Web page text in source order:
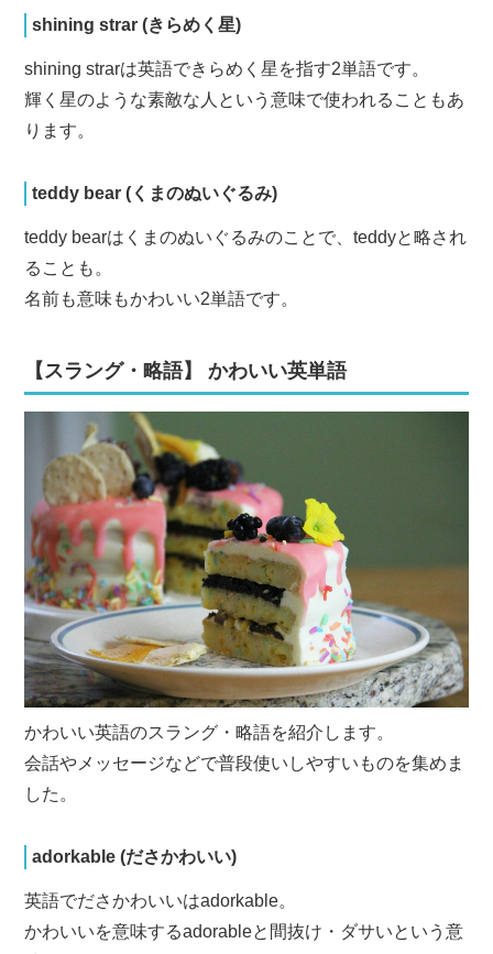
shining strar (きらめく星)
shining strarは英語できらめく星を指す2単語です。
輝く星のような素敵な人という意味で使われることもあ
ります。
teddy bear (くまのぬいぐるみ)
teddy bearはくまのぬいぐるみのことで、teddyと略され
ることも。
名前も意味もかわいい2単語です。
【スラング・略語】 かわいい英単語
かわいい英語のスラング・略語を紹介します。
会話やメッセージなどで普段使いしやすいものを集めま
した。
adorkable (ださかわいい)
英語でださかわいいはadorkable。
かわいいを意味するadorableと間抜け・ダサいという意